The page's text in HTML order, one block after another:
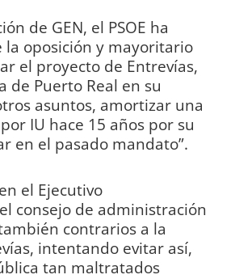
de GEN, el PSOE ha
oposición y mayoritario
el proyecto de Entrevías,
Puerto Real en su
asuntos, amortizar una
IU hace 15 años por su
en el pasado mandato”.
el Ejecutivo
consejo de administración
contrarios a la
intentando evitar así,
tan maltratados